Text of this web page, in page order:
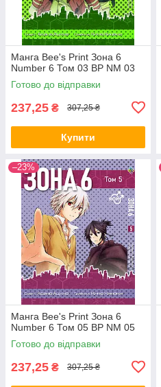
Манга Bee's Print Зона 6
Number 6 Том 03 ВР NM 03
Готово до відправки
237,25 ₴ 307,25 ₴
Купити
–23%
Манга Bee's Print Зона 6
Number 6 Том 05 ВР NM 05
Готово до відправки
237,25 ₴ 307,25 ₴